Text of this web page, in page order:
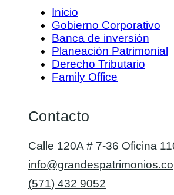
Inicio
Gobierno Corporativo
Banca de inversión
Planeación Patrimonial
Derecho Tributario
Family Office
Contacto
Calle 120A # 7-36 Oficina
info@grandespatrimonios.co
(571) 432 9052